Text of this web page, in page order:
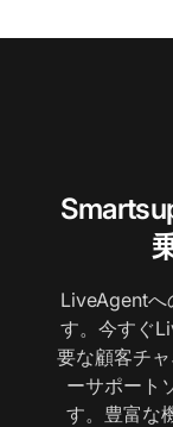
LiveAgentへ
す。今すぐ
要な顧客チ
ーサポート
す。豊富な